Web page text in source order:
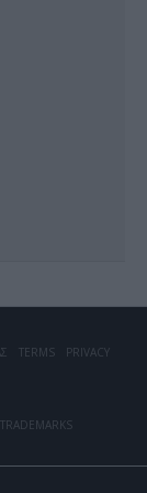
TERMS
PRIVACY